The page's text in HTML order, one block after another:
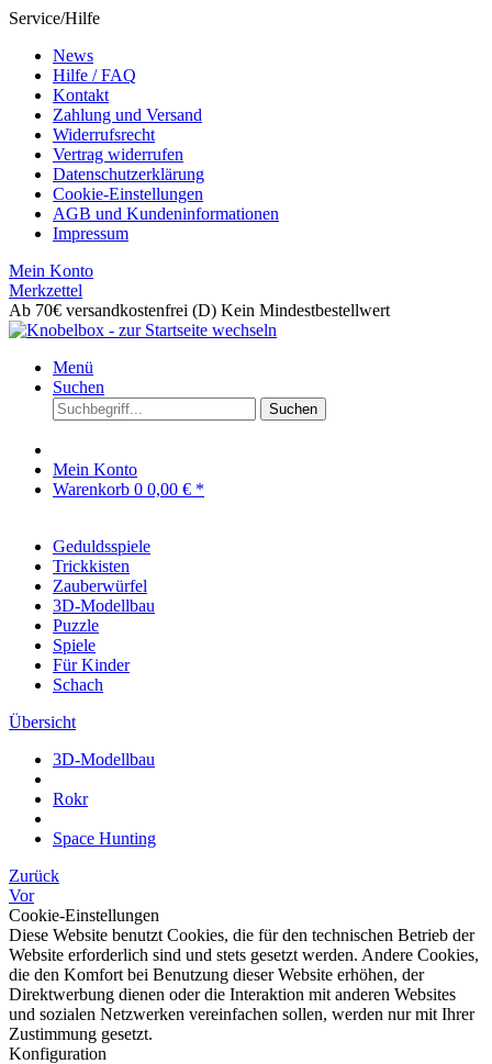
Service/Hilfe
News
Hilfe / FAQ
Kontakt
Zahlung und Versand
Widerrufsrecht
Vertrag widerrufen
Datenschutzerklärung
Cookie-Einstellungen
AGB und Kundeninformationen
Impressum
Mein Konto
Merkzettel
Ab 70€ versandkostenfrei (D) Kein Mindestbestellwert
Menü
Suchen
Suchen
Mein Konto
Warenkorb 0 0,00 € *
Geduldsspiele
Trickkisten
Zauberwürfel
3D-Modellbau
Puzzle
Spiele
Für Kinder
Schach
Übersicht
3D-Modellbau
Rokr
Space Hunting
Zurück
Vor
Cookie-Einstellungen
Diese Website benutzt Cookies, die für den technischen Betrieb der
Website erforderlich sind und stets gesetzt werden. Andere Cookies,
die den Komfort bei Benutzung dieser Website erhöhen, der
Direktwerbung dienen oder die Interaktion mit anderen Websites
und sozialen Netzwerken vereinfachen sollen, werden nur mit Ihrer
Zustimmung gesetzt.
Konfiguration